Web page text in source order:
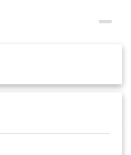
metalen T-stuk.
690Watt)